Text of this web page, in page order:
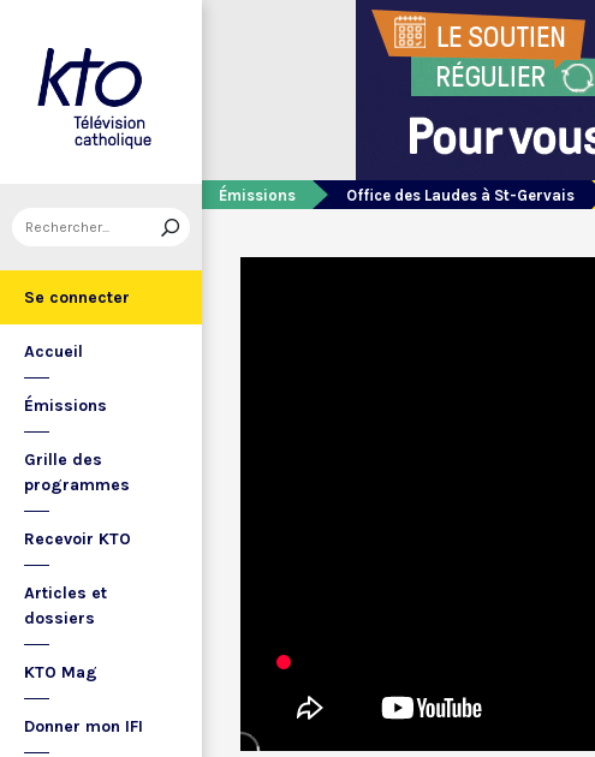
Se connecter
Accueil
Émissions
Grille des
programmes
Recevoir KTO
Articles et
dossiers
KTO Mag
Donner mon IFI
Émissions Office des Laudes à St-Gervais